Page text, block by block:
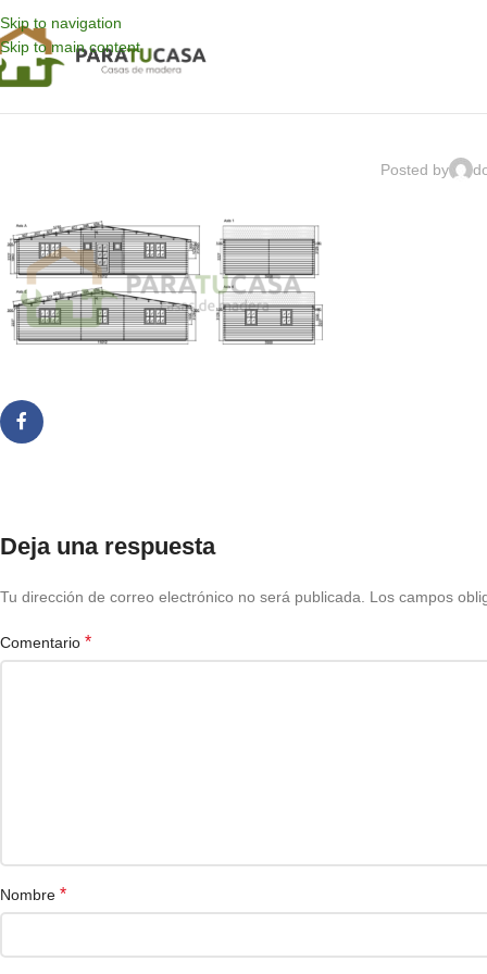
Skip to navigation
Skip to main content
Posted by
Deja una respuesta
Tu dirección de correo electrónico no será publicada. Los campos
Comentario *
Nombre *